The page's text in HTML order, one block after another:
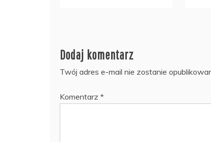
Dodaj komentarz
Twój adres e-mail nie zostanie
Komentarz *